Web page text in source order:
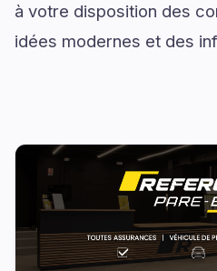
à votre disposition des
idées modernes et des